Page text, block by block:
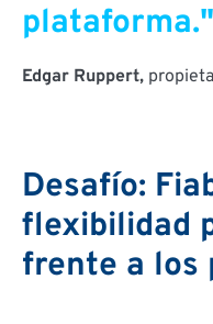
plataforma."
Edgar Ruppert,
Desafío:
flexibilidad
frente a los